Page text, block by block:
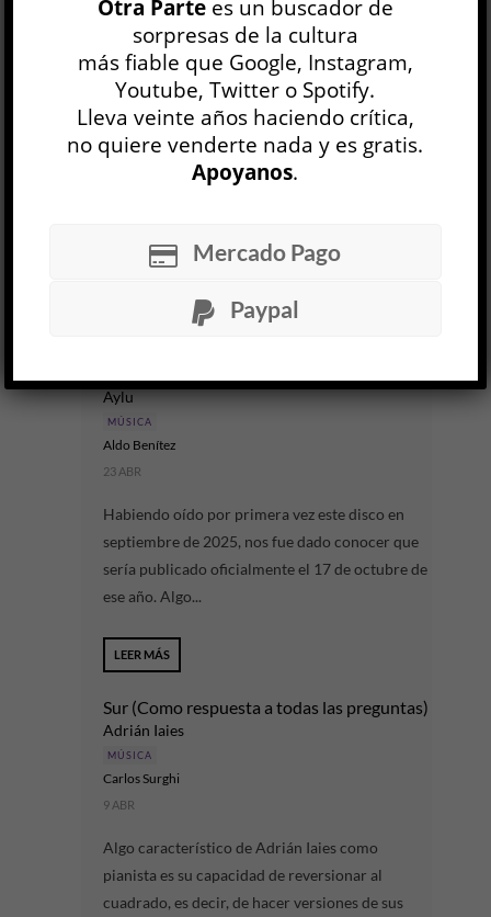
Oral_Abisal
Silvia Pérez Cruz
MÚSICA
Gustavo Toba
16 JUL
Los músicos españoles llevan muchas veces con
posicionarlos de antemano en un lugar...
Aylu
MÚSICA
Aldo Benítez
23 ABR
Habiendo oído por primera vez este disco en
septiembre de 2025, nos fue dado conocer que
sería publicado oficialmente el 17 de octubre de
ese año. Algo...
LEER MÁS
Sur (Como respuesta a todas las preguntas)
Adrián Iaies
MÚSICA
Carlos Surghi
9 ABR
Algo característico de Adrián Iaies como
pianista es su capacidad de reversionar al
cuadrado, es decir, de hacer versiones de sus
Otra Partees un buscador de
sorpresas de la cultura
más fiable que Google, Instagram,
Youtube, Twitter o Spotify.
Lleva veinte años haciendo crítica,
no quiere venderte nada y es gratis.
Apoyanos.
Mercado Pago
Paypal